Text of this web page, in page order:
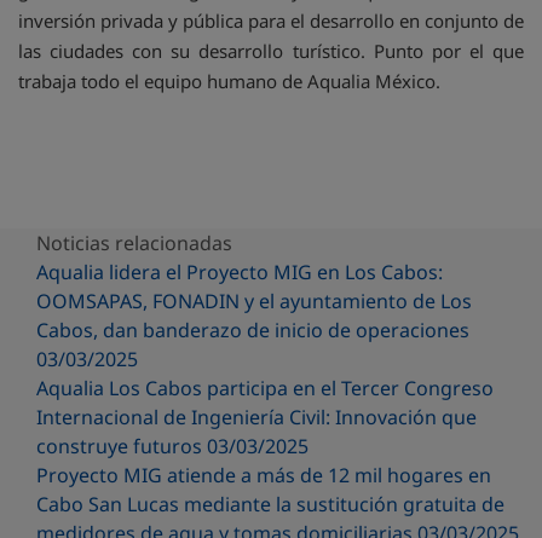
inversión privada y pública para el desarrollo en conjunto de
las ciudades con su desarrollo turístico. Punto por el que
trabaja todo el equipo humano de Aqualia México.
Noticias relacionadas
Aqualia lidera el Proyecto MIG en Los Cabos:
OOMSAPAS, FONADIN y el ayuntamiento de Los
Cabos, dan banderazo de inicio de operaciones
03/03/2025
Aqualia Los Cabos participa en el Tercer Congreso
Internacional de Ingeniería Civil: Innovación que
construye futuros 03/03/2025
Proyecto MIG atiende a más de 12 mil hogares en
Cabo San Lucas mediante la sustitución gratuita de
medidores de agua y tomas domiciliarias 03/03/2025